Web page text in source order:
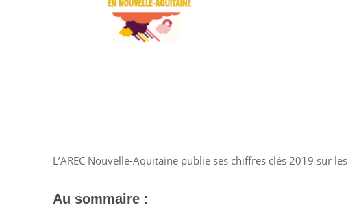
L’AREC Nouvelle-Aquitaine publie ses chiffres clés 2019 sur
Au sommaire :